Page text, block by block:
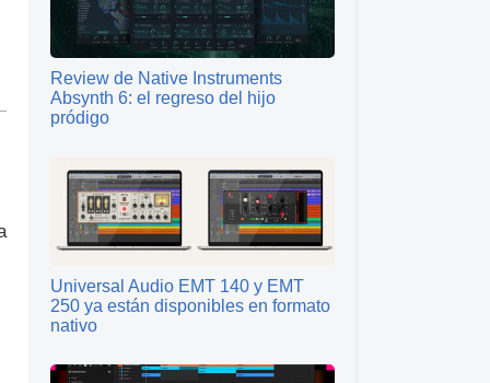
Review de Native Instruments
Absynth 6: el regreso del hijo
pródigo
Universal Audio EMT 140 y EMT
250 ya están disponibles en formato
nativo